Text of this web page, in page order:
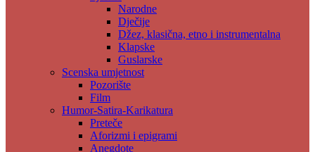
Narodne
Dječije
Džez, klasična, etno i instrumentalna
Klapske
Guslarske
Scenska umjetnost
Pozorište
Film
Humor-Satira-Karikatura
Preteče
Aforizmi i epigrami
Anegdote